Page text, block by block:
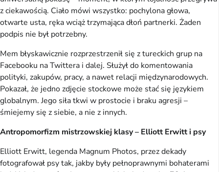
z ciekawością. Ciało mówi wszystko: pochylona głowa,
otwarte usta, ręka wciąż trzymająca dłoń partnerki. Żaden
podpis nie był potrzebny.
Mem błyskawicznie rozprzestrzenił się z tureckich grup na
Facebooku na Twittera i dalej. Służył do komentowania
polityki, zakupów, pracy, a nawet relacji międzynarodowych.
Pokazał, że jedno zdjęcie stockowe może stać się językiem
globalnym. Jego siła tkwi w prostocie i braku agresji –
śmiejemy się z siebie, a nie z innych.
Antropomorfizm mistrzowskiej klasy – Elliott Erwitt i psy
Elliott Erwitt, legenda Magnum Photos, przez dekady
fotografował psy tak, jakby były pełnoprawnymi bohaterami